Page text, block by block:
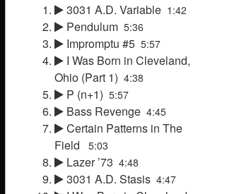
3031 A.D. Variable 1:42
Pendulum 5:36
Impromptu #5 5:57
I Was Born in Cleveland,
Ohio (Part 1) 4:38
P (n+1) 5:57
Bass Revenge 4:45
Certain Patterns in The
Field 5:03
Lazer ’73 4:48
3031 A.D. Stasis 4:47